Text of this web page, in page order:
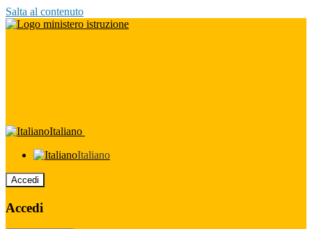
Salta al contenuto
Italiano
Italiano
Accedi
Accedi